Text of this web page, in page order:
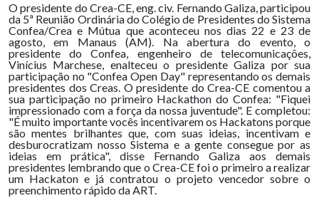
O presidente do Crea-CE, eng. civ. Fernando Galiza, participou
da 5ª Reunião Ordinária do Colégio de Presidentes do Sistema
Confea/Crea e Mútua que aconteceu nos dias 22 e 23 de
agosto, em Manaus (AM). Na abertura do evento, o
presidente do Confea, engenheiro de telecomunicações,
Vinícius Marchese, enalteceu o presidente Galiza por sua
participação no "Confea Open Day" representando os demais
presidentes dos Creas. O presidente do Crea-CE comentou a
sua participação no primeiro Hackathon do Confea: "Fiquei
impressionado com a força da nossa juventude". E completou:
"É muito importante vocês incentivarem os Hackatons porque
são mentes brilhantes que, com suas ideias, incentivam e
desburocratizam nosso Sistema e a gente consegue por as
ideias em prática", disse Fernando Galiza aos demais
presidentes lembrando que o Crea-CE foi o primeiro a realizar
um Hackaton e já contratou o projeto vencedor sobre o
preenchimento rápido da ART.